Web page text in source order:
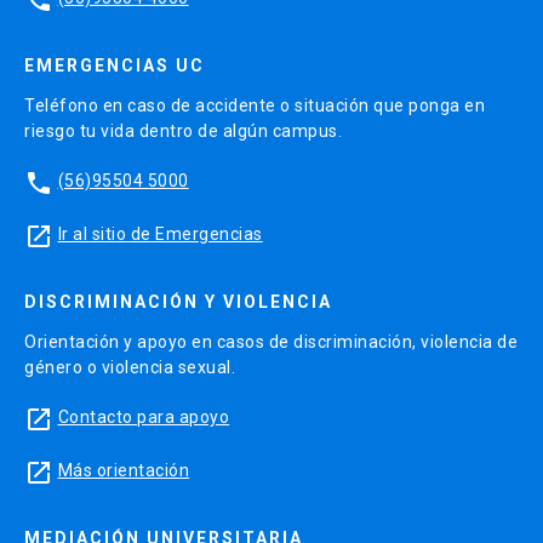
EMERGENCIAS UC
Teléfono en caso de accidente o situación que ponga en
riesgo tu vida dentro de algún campus.
phone (56)95504 5000
launch Ir al sitio de Emergencias
DISCRIMINACIÓN Y VIOLENCIA
Orientación y apoyo en casos de discriminación, violencia de
género o violencia sexual.
launch Contacto para apoyo
launch Más orientación
MEDIACIÓN UNIVERSITARIA